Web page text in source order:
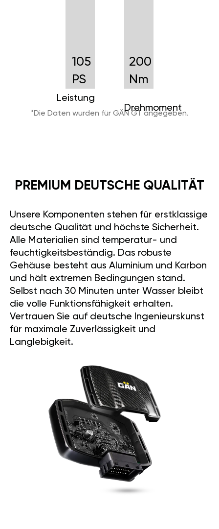
105
PS
Leistung
200
Nm
Drehmoment
*Die Daten wurden für GÄN GT angegeben.
PREMIUM DEUTSCHE QUALITÄT
Unsere Komponenten stehen für erstklassige
deutsche Qualität und höchste Sicherheit.
Alle Materialien sind temperatur- und
feuchtigkeitsbeständig. Das robuste
Gehäuse besteht aus Aluminium und Karbon
und hält extremen Bedingungen stand.
Selbst nach 30 Minuten unter Wasser bleibt
die volle Funktionsfähigkeit erhalten.
Vertrauen Sie auf deutsche Ingenieurskunst
für maximale Zuverlässigkeit und
Langlebigkeit.